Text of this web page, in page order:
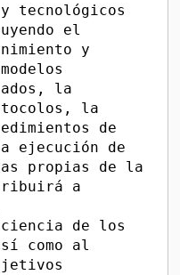
tecnológicos
el
y
la
la
de
ejecución de
propias de la
a
de los
como al